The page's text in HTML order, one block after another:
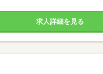
求人詳細を見る